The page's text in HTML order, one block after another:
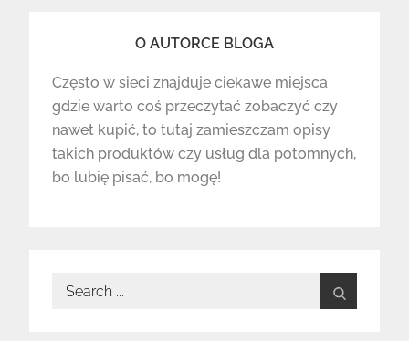
O AUTORCE BLOGA
Często w sieci znajduje ciekawe miejsca
gdzie warto coś przeczytać zobaczyć czy
nawet kupić, to tutaj zamieszczam opisy
takich produktów czy usług dla potomnych,
bo lubię pisać, bo mogę!
Search